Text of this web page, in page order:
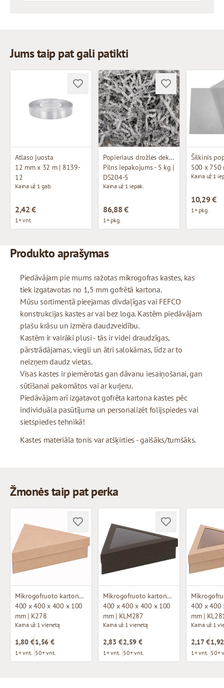
Jums taip pat gali patikti
Atlaso juosta
12 mm x 32 m | 8139-
12
Kaina už 1 gab.
2,42 €
1+ vnt.
Popieriaus drožlės dekoravimui
Pilns iepakojums - 5 kg |
DS204-5
Kaina už 1 iepak.
86,88 €
1+ pkg.
Šilkinis
500 x 750
Kaina už 1
10,29 €
1+ pkg.
Produkto aprašymas
Piedāvājam pie mums ražotas mikrogofras kastes, kas
tiek izgatavotas no 1,5 mm gofrētā kartona.
Mūsu sortimentā pieejamas divdaļīgas vai FEFCO
konstrukcijas kastes ar vai bez loga. Kastēm piedāvājam
plašu krāsu un izmēra daudzveidību.
Kastēm ir vairāki plusi - tās ir videi draudzīgas,
pārstrādājamas, viegli un ātri salokāmas, līdz ar to
neizņem daudz vietas.
Visas kastes ir piemērotas gan dāvanu iesaiņošanai, gan
sūtīšanai pakomātos vai ar kurjeru.
Piedāvājam arī izgatavot gofrēta kartona kastes pēc
individuāla pasūtījuma un personalizēt folijspiedes vai
sietspiedes tehnikā!
Kastes materiāla tonis var atšķirties - gaišāks/tumšāks.
Žmonės taip pat perka
Mikrogofruoto kartono dėžutė
400 x 400 x 400 x 100
mm | K278
Kaina už 1 vienetą
1,80 €
1+ vnt.
1,56 €
50+ vnt.
Mikrogofruoto kartono dėžutė
400 x 400 x 400 x 100
mm | KLM287
Kaina už 1 vienetą
2,83 €
1+ vnt.
2,59 €
50+ vnt.
400 x 400
mm |
Kaina už 1
2,17 €
1+ vnt. 50+